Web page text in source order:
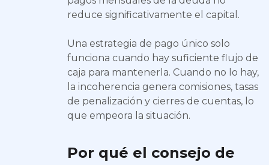
reduce significativamente el capital.
Una estrategia de pago único solo
funciona cuando hay suficiente flujo de
caja para mantenerla. Cuando no lo hay,
la incoherencia genera comisiones, tasas
de penalización y cierres de cuentas, lo
que empeora la situación.
Por qué el consejo de